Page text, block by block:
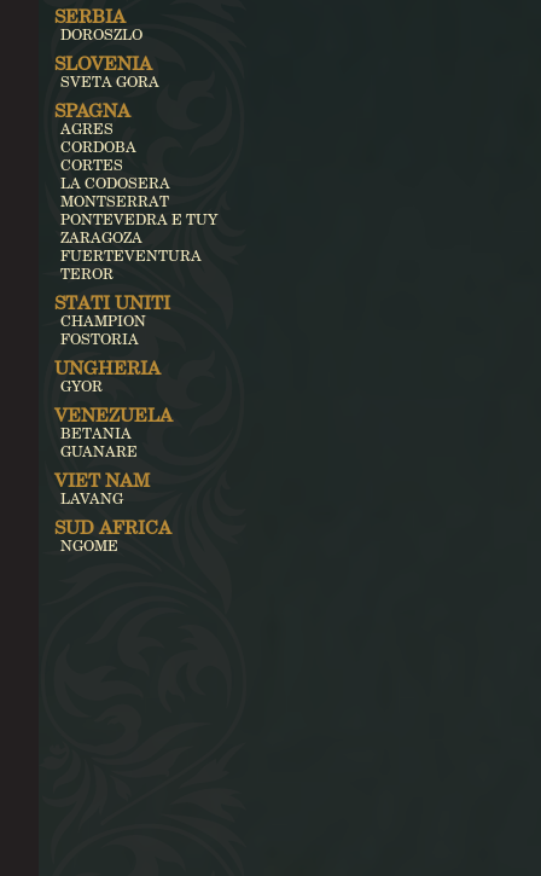
SERBIA
DOROSZLO
SLOVENIA
SVETA GORA
SPAGNA
AGRES
CORDOBA
CORTES
LA CODOSERA
MONTSERRAT
PONTEVEDRA E TUY
ZARAGOZA
FUERTEVENTURA
TEROR
STATI UNITI
CHAMPION
FOSTORIA
UNGHERIA
GYOR
VENEZUELA
BETANIA
GUANARE
VIET NAM
LAVANG
SUD AFRICA
NGOME